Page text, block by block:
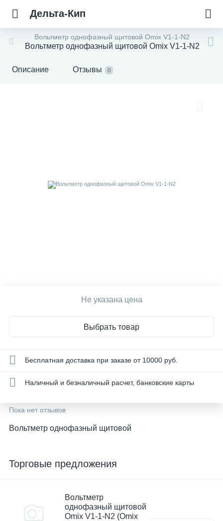
Дельта-Кип
Вольтметр однофазный щитовой Omix V1-1-N2
Вольтметр однофазный щитовой Omix V1-1-N2
Описание Отзывы 0
Не указана цена
Выбрать товар
Бесплатная доставка при заказе от 10000 руб.
Наличный и безналичный расчет, банковские карты
Пока нет отзывов
Вольтметр однофазный щитовой
Торговые предложения
Вольтметр
однофазный щитовой
Omix V1-1-N2 (Omix